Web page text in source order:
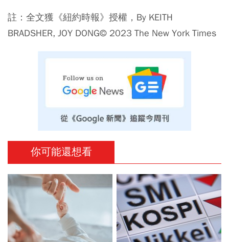
註：全文獲《紐約時報》授權，By KEITH
BRADSHER, JOY DONG© 2023 The New York Times
你可能還想看